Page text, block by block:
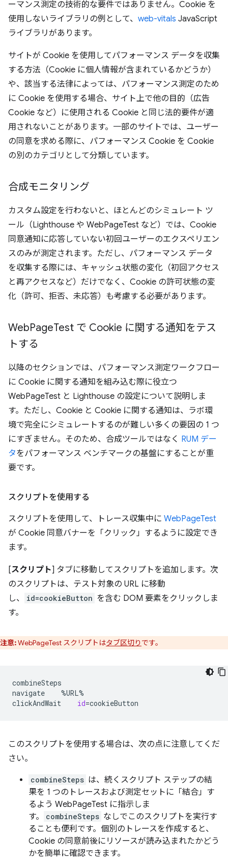
ーマンス測定の技術的な要件ではありません。Cookie を
使用しないライブラリの例として、 web-vitals JavaScript
ライブラリがあります。
サイトが Cookie を使用してパフォーマンス データを収集
する方法（Cookie に個人情報が含まれているかどうか）
や、該当する法律によっては、パフォーマンス測定のため
に Cookie を使用する場合、サイト上で他の目的（広告
Cookie など）に使用される Cookie と同じ法的要件が適
用されないことがあります。一部のサイトでは、ユーザー
の同意を求める際に、パフォーマンス Cookie を Cookie
の別のカテゴリとして分類しています。
合成モニタリング
カスタム設定を行わないと、ほとんどのシミュレート ツ
ール（Lighthouse や WebPageTest など）では、Cookie
同意通知に応答していない初回ユーザーのエクスペリエン
スのみが測定されます。ただし、パフォーマンス データ
を収集する際には、キャッシュ状態の変化（初回アクセス
と再アクセスなど）だけでなく、Cookie の許可状態の変
化（許可、拒否、未応答）も考慮する必要があります。
WebPageTest で Cookie に関する通知をテス
トする
以降のセクションでは、パフォーマンス測定ワークフロー
に Cookie に関する通知を組み込む際に役立つ
WebPageTest と Lighthouse の設定について説明しま
す。ただし、Cookie と Cookie に関する通知は、ラボ環
境で完全にシミュレートするのが難しい多くの要因の 1 つ
にすぎません。そのため、合成ツールではなく RUM デー
タをパフォーマンス ベンチマークの基盤にすることが重
要です。
スクリプトを使用する
スクリプトを使用して、トレース収集中に WebPageTest
が Cookie 同意バナーを「クリック」するように設定でき
ます。
[スクリプト] タブに移動してスクリプトを追加します。次
のスクリプトは、テスト対象の URL に移動
し、
id=cookieButton を含む DOM 要素をクリックしま
す。
注意:WebPageTest スクリプトはタブ区切り です。
combineSteps
navigate
%URL%
clickAndWait
id=
このスクリプトを使用する場合は、次の点に注意してくだ
さい。
combineSteps は、続くスクリプト ステップの結
果を 1 つのトレースおよび測定セットに「結合」す
るよう WebPageTest に指示しま
す。
combineSteps なしでこのスクリプトを実行す
ることも便利です。個別のトレースを作成すると、
Cookie の同意前後にリソースが読み込まれたかどう
かを簡単に確認できます。